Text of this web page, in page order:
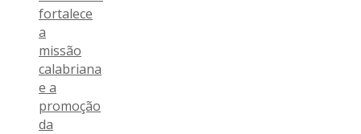
fortalece
a
missão
calabriana
e a
promoção
da